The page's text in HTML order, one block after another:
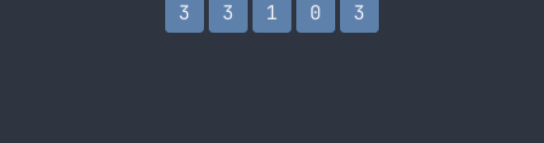
3 3 1 0 3